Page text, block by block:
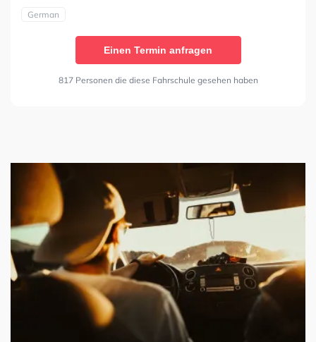
German
Einen Termin anfragen
817 Personen die diese Fahrschule gesehen haben